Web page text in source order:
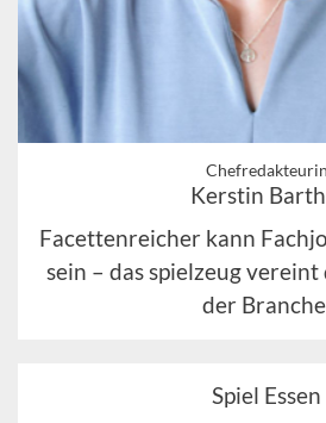
Chefredakteurin
Kerstin
Facettenreicher kann
sein – das spielzeug
der
Spiel Essen